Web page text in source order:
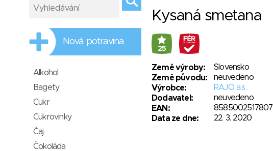
Kysaná smetana
25
Země výroby:
Slovensko
Země původu:
neuvedeno
Výrobce:
RAJO a.s.
Dodavatel:
neuvedeno
EAN:
8585002517807
Data ze dne:
22. 3. 2020
Nová potravina
Alkohol
Bagety
Cukr
Cukrovinky
Čaj
Čokoláda